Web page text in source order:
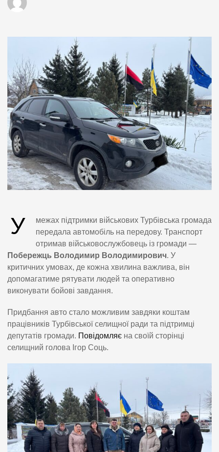
У
межах підтримки військових Турбівська громада
передала автомобіль на передову. Транспорт
отримав військовослужбовець із громади —
Побережць Володимир Володимирович. У
критичних умовах, де кожна хвилина важлива, він
допомагатиме рятувати людей та оперативно
виконувати бойові завдання.
Придбання авто стало можливим завдяки коштам
працівників Турбівської селищної ради та підтримці
депутатів громади. Повідомляє на своїй сторінці
селищний голова Ігор Соць.